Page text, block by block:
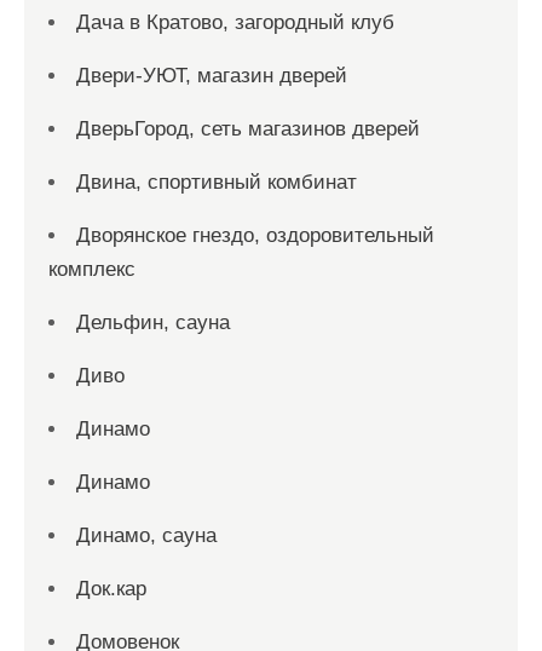
Дача в Кратово, загородный клуб
Двери-УЮТ, магазин дверей
ДверьГород, сеть магазинов дверей
Двина, спортивный комбинат
Дворянское гнездо, оздоровительный
комплекс
Дельфин, сауна
Диво
Динамо
Динамо
Динамо, сауна
Док.кар
Домовенок